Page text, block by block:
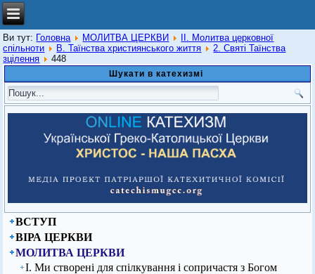
Ви тут: Головна МОЛИТВА ЦЕРКВИ
ІІ. Молитва церковної
спільноти
В. Таїнства християнського життя
2. Святі Таїнства
зцілення
448
Шукати в катехизмі
ВСТУП
ВІРА ЦЕРКВИ
МОЛИТВА ЦЕРКВИ
І. Ми створені для спілкування і сопричастя з Богом